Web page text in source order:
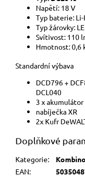
Napětí: 18 V
Typ baterie: Li-
Typ žárovky:
Svítivost: 110
Hmotnost: 0,6
Standardní výbava
DCD796 +
DCL040
3 x akumulátor
nabíječka XR
2x Kufr
Doplňkové
Kategorie:
EAN: